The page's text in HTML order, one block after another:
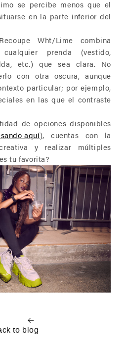
se percibe menos que el
en la parte inferior del
Wht/Lime combina
prenda (vestido,
etc.) que sea clara. No
con otra oscura, aunque
particular; por ejemplo,
en las que el contraste
de opciones disponibles
aquí), cuentas con la
y realizar múltiples
tu favorita?
to blog